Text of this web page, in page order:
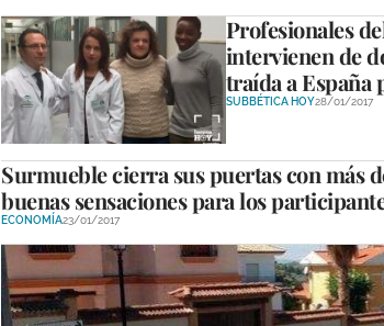
Profesionales
intervienen de
traída a España
SUBBÉTICA HOY28/01/2017
Surmueble cierra sus puertas con más
buenas sensaciones para los
ECONOMÍA23/01/2017